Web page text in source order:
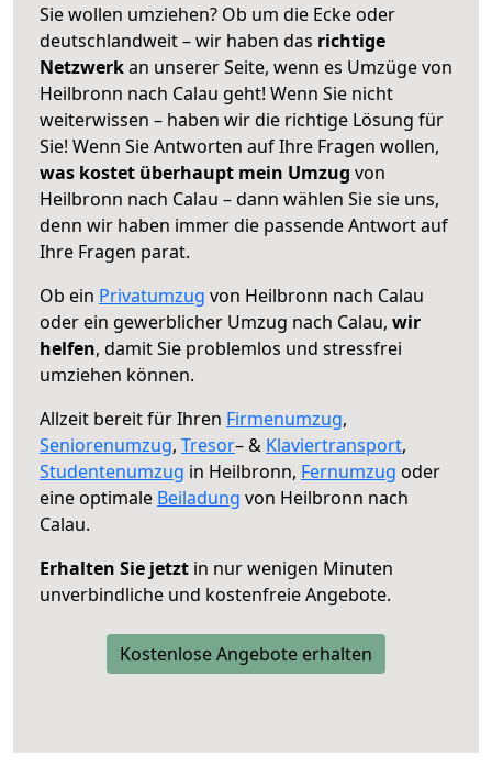
Sie wollen umziehen? Ob um die Ecke oder
deutschlandweit – wir haben das richtige
Netzwerkan unserer Seite, wenn es Umzüge von
Heilbronn nach Calau geht! Wenn Sie nicht
weiterwissen – haben wir die richtige Lösung für
Sie! Wenn Sie Antworten auf Ihre Fragen wollen,
was kostet überhaupt mein Umzug von
Heilbronn nach Calau – dann wählen Sie sie uns,
denn wir haben immer die passende Antwort auf
Ihre Fragen parat.
Ob ein Privatumzug von Heilbronn nach Calau
oder ein gewerblicher Umzug nach Calau, wir
helfen, damit Sie problemlos und stressfrei
umziehen können.
Allzeit bereit für Ihren Firmenumzug,
Seniorenumzug, Tresor– & Klaviertransport,
Studentenumzug in Heilbronn, Fernumzug oder
eine optimale Beiladung von Heilbronn nach
Calau.
Erhalten Sie jetzt in nur wenigen Minuten
unverbindliche und kostenfreie Angebote.
Kostenlose Angebote erhalten